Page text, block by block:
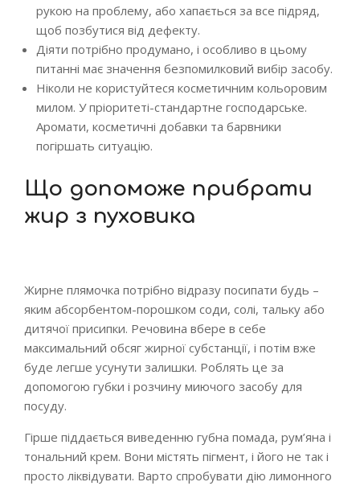
рукою на проблему, або хапається за все підряд,
щоб позбутися від дефекту.
Діяти потрібно продумано, і особливо в цьому
питанні має значення безпомилковий вибір засобу.
Ніколи не користуйтеся косметичним кольоровим
милом. У пріоритеті-стандартне господарське.
Аромати, косметичні добавки та барвники
погіршать ситуацію.
Що допоможе прибрати
жир з пуховика
Жирне плямочка потрібно відразу посипати будь –
яким абсорбентом-порошком соди, солі, тальку або
дитячої присипки. Речовина вбере в себе
максимальний обсяг жирної субстанції, і потім вже
буде легше усунути залишки. Роблять це за
допомогою губки і розчину миючого засобу для
посуду.
Гірше піддається виведенню губна помада, рум’яна і
тональний крем. Вони містять пігмент, і його не так і
просто ліквідувати. Варто спробувати дію лимонного